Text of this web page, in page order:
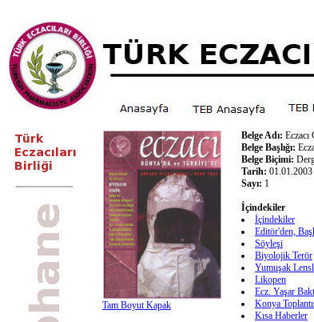
Tam Boyut Kapak
Belge Adı: Eczacı
Belge Başlığı:
Belge Biçimi:
Tarih: 01.01.2003
Sayı: 1
İçindekiler
İçindekiler
Editör'den,
Söyleşi
Biyolojik Terör
Yumuşak
Likopen
Ecz. Yaşar
Konya
Kısa Haberler